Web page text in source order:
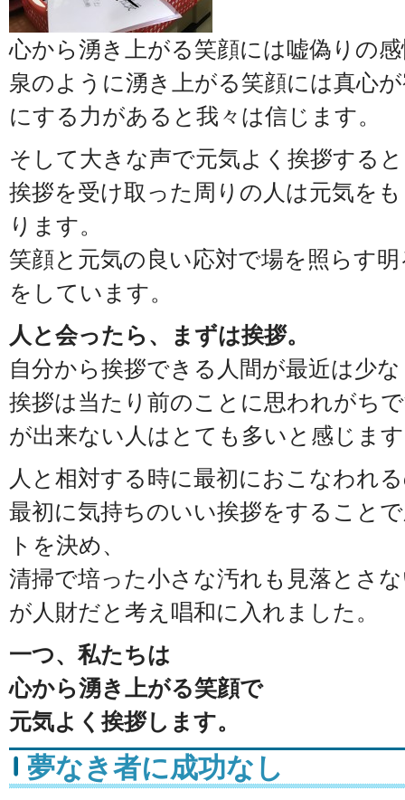
心から湧き上がる笑顔には嘘偽りの
泉のように湧き上がる笑顔には真心
にする力があると我々は信じます。
そして大きな声で元気よく挨拶する
挨拶を受け取った周りの人は元気を
ります。
笑顔と元気の良い応対で場を照らす
をしています。
人と会ったら、まずは挨拶。
自分から挨拶できる人間が最近は少
挨拶は当たり前のことに思われがち
が出来ない人はとても多いと感じま
人と相対する時に最初におこなわれ
最初に気持ちのいい挨拶をすること
トを決め、
清掃で培った小さな汚れも見落とさ
が人財だと考え唱和に入れました。
一つ、私たちは
心から湧き上がる笑顔で
元気よく挨拶します。
夢なき者に成功なし